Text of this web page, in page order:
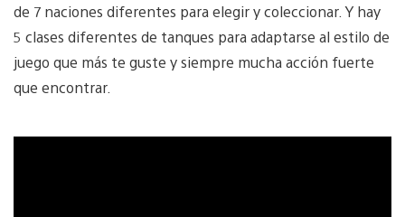
de 7 naciones diferentes para elegir y coleccionar. Y hay
5 clases diferentes de tanques para adaptarse al estilo de
juego que más te guste y siempre mucha acción fuerte
que encontrar.